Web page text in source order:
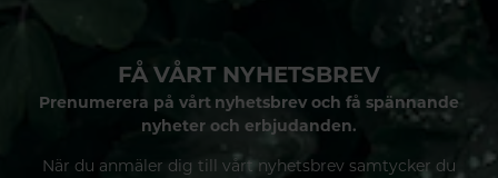
FÅ VÅRT NYHETSBREV
Prenumerera på vårt nyhetsbrev och få spännande
nyheter och erbjudanden.
När du anmäler dig till vårt nyhetsbrev samtycker du